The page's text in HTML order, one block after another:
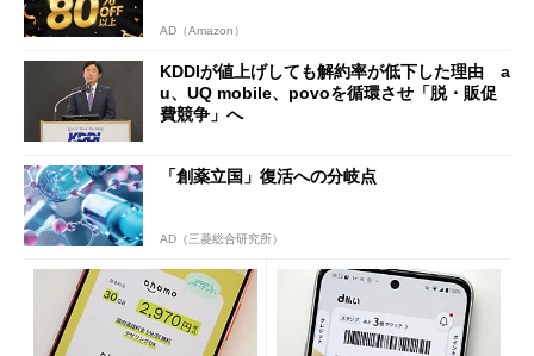
AD（Amazon）
KDDIが値上げしても解約率が低下した理由 a
u、UQ mobile、povoを循環させ「脱・販促
費競争」へ
「創薬立国」復活への分岐点
AD（三菱総合研究所）